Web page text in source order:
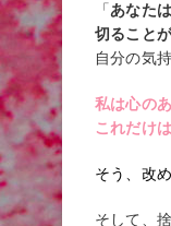
「あなた
切ること
自分の気
私は心の
これだけ
そう、改
そして、